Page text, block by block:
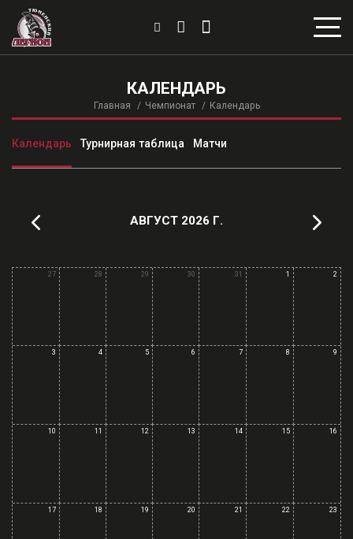
КАЛЕНДАРЬ
Главная Чемпионат Календарь
Календарь Турнирная таблица Матчи
АВГУСТ 2026 Г.
27 28 29 30 31 1 2
3 4 5 6 7 8 9
10 11 12 13 14 15 16
17 18 19 20 21 22 23